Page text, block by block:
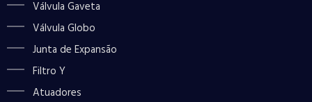
Válvula Gaveta
Válvula Globo
Junta de Expansão
Filtro Y
Atuadores